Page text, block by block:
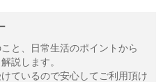
と、日常生活のポイントから
説します。
ているので安心してご利用頂け